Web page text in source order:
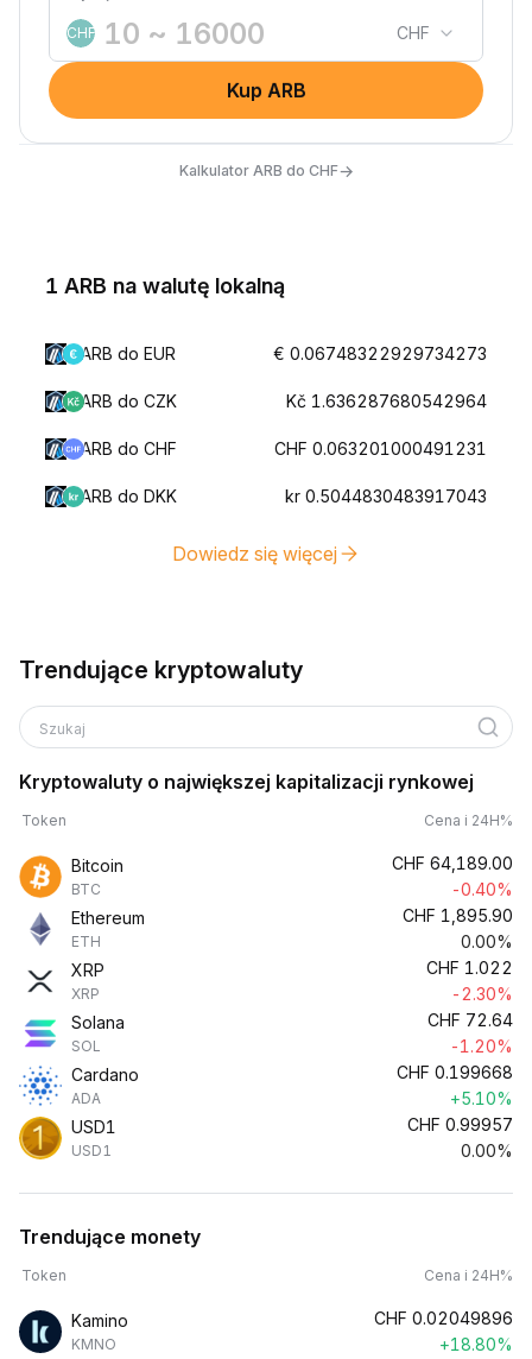
CHF CHF
Kup ARB
Kalkulator ARB do CHF→
1 ARB na walutę lokalną
ARB do EUR € 0.06748322929734273
ARB do CZK Kč 1.636287680542964
ARB do CHF CHF 0.063201000491231
ARB do DKK kr 0.5044830483917043
Dowiedz się więcej
Trendujące kryptowaluty
Szukaj
Kryptowaluty o największej kapitalizacji rynkowej
Token Cena i 24H%
Bitcoin
BTC
CHF 64,189.00
-0.40%
Ethereum
ETH
CHF 1,895.90
0.00%
XRP
XRP
CHF 1.022
-2.30%
Solana
SOL
CHF 72.64
-1.20%
Cardano
ADA
CHF 0.199668
+5.10%
USD1
USD1
CHF 0.99957
0.00%
Trendujące monety
Token Cena i 24H%
Kamino
KMNO
CHF 0.02049896
+18.80%